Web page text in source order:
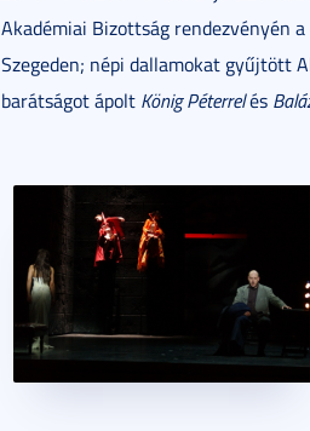
Akadémiai Bizottság rendezvényén
Szegeden; népi dallamokat gyűjtött
barátságot ápolt König Péterrelés